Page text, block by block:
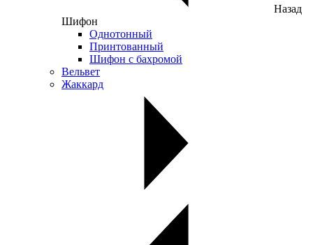
Назад
Шифон
Однотонный
Принтованный
Шифон с бахромой
Вельвет
Жаккард